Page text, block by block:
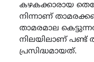
കഴകക്കാരായ
നിന്നാണ്
താമരമാല
നിലയിലാണ് പണ്ട്
പ്രസിദ്ധമായത്.